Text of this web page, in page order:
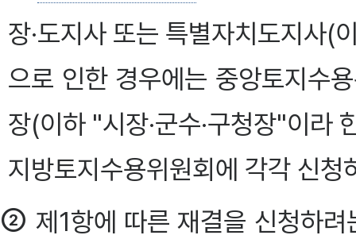
장·도지사 또는 특별자치도지사(
으로 인한 경우에는 중앙토지수
장(이하 "시장·군수·구청장"이라
지방토지수용위원회에 각각 신
② 제1항에 따른 재결을 신청하